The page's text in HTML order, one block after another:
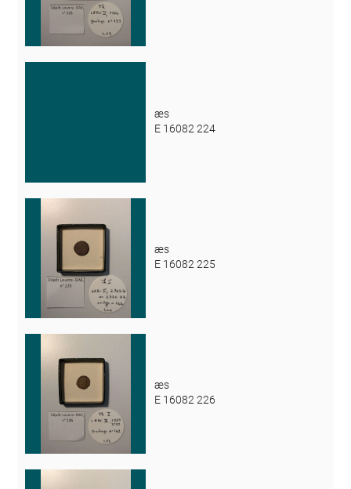
æs
E 16082 224
æs
E 16082 225
æs
E 16082 226